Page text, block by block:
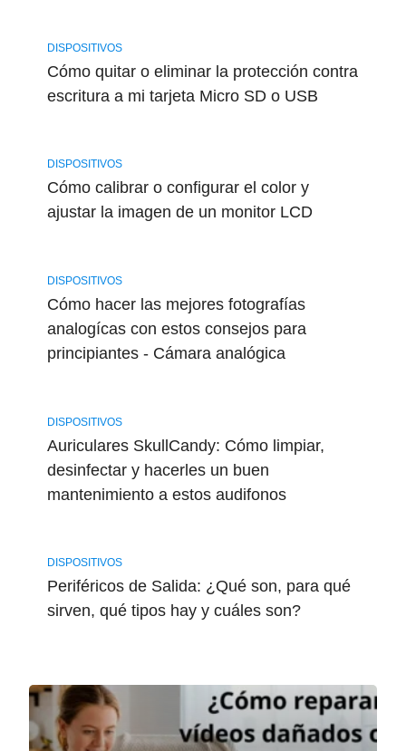
DISPOSITIVOS
Cómo quitar o eliminar la protección contra
escritura a mi tarjeta Micro SD o USB
DISPOSITIVOS
Cómo calibrar o configurar el color y
ajustar la imagen de un monitor LCD
DISPOSITIVOS
Cómo hacer las mejores fotografías
analogícas con estos consejos para
principiantes - Cámara analógica
DISPOSITIVOS
Auriculares SkullCandy: Cómo limpiar,
desinfectar y hacerles un buen
mantenimiento a estos audifonos
DISPOSITIVOS
Periféricos de Salida: ¿Qué son, para qué
sirven, qué tipos hay y cuáles son?